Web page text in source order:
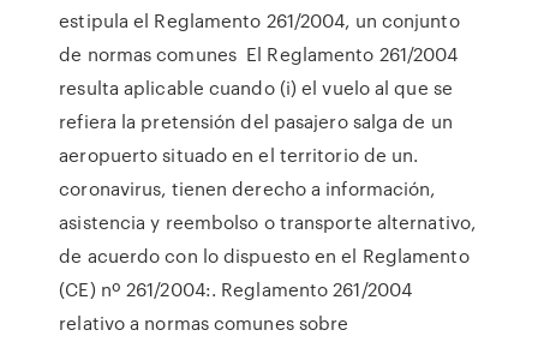
estipula el Reglamento 261/2004, un conjunto
de normas comunes El Reglamento 261/2004
resulta aplicable cuando (i) el vuelo al que se
refiera la pretensión del pasajero salga de un
aeropuerto situado en el territorio de un.
coronavirus, tienen derecho a información,
asistencia y reembolso o transporte alternativo,
de acuerdo con lo dispuesto en el Reglamento
(CE) nº 261/2004:. Reglamento 261/2004
relativo a normas comunes sobre